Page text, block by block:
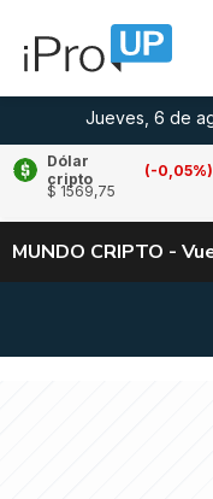
Jueves, 6 de
Dólar
cripto
(-0,05%)
$ 1569,75
(-1,25%)
MUNDO CRIPTO -